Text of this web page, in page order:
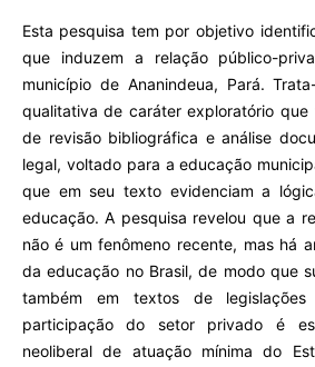
Esta pesquisa tem por objetivo
que induzem a relação público-
município de Ananindeua, Pará.
qualitativa de caráter exploratório
de revisão bibliográfica e análise
legal, voltado para a educação
que em seu texto evidenciam a
educação. A pesquisa revelou que a
não é um fenômeno recente, mas há
da educação no Brasil, de modo que
também em textos de
participação do setor privado é
neoliberal de atuação mínima do